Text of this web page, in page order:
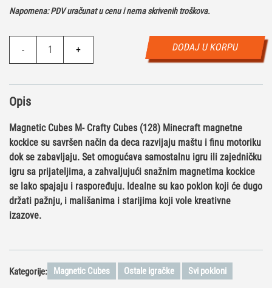
Napomena: PDV uračunat u cenu i nema skrivenih troškova.
-
Crafty
Cubes
količina
+ DODAJ U KORPU
Opis
Magnetic Cubes M- Crafty Cubes (128) Minecraft magnetne
kockice su savršen način da deca razvijaju maštu i finu motoriku
dok se zabavljaju. Set omogućava samostalnu igru ili zajedničku
igru sa prijateljima, a zahvaljujući snažnim magnetima kockice
se lako spajaju i raspoređuju. Idealne su kao poklon koji će dugo
držati pažnju, i mališanima i starijima koji vole kreativne
izazove.
Kategorije: Magnetic Cubes Ostale igračke Svi pokloni